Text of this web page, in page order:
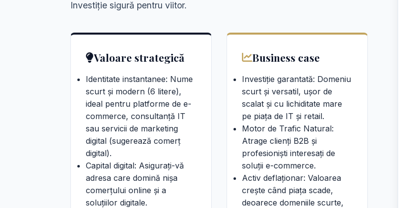
Investiție sigură pentru viitor.
Valoare strategică
Identitate instantanee: Nume
scurt și modern (6 litere),
ideal pentru platforme de e-
commerce, consultanță IT
sau servicii de marketing
digital (sugerează comerț
digital).
Capital digital: Asigurați-vă
adresa care domină nișa
comerțului online și a
soluțiilor digitale.
Business case
Investiție garantată: Domeniu
scurt și versatil, ușor de
scalat și cu lichiditate mare
pe piața de IT și retail.
Motor de Trafic Natural:
Atrage clienți B2B și
profesioniști interesați de
soluții e-commerce.
Activ deflaționar: Valoarea
crește când piața scade,
deoarece domeniile scurte,